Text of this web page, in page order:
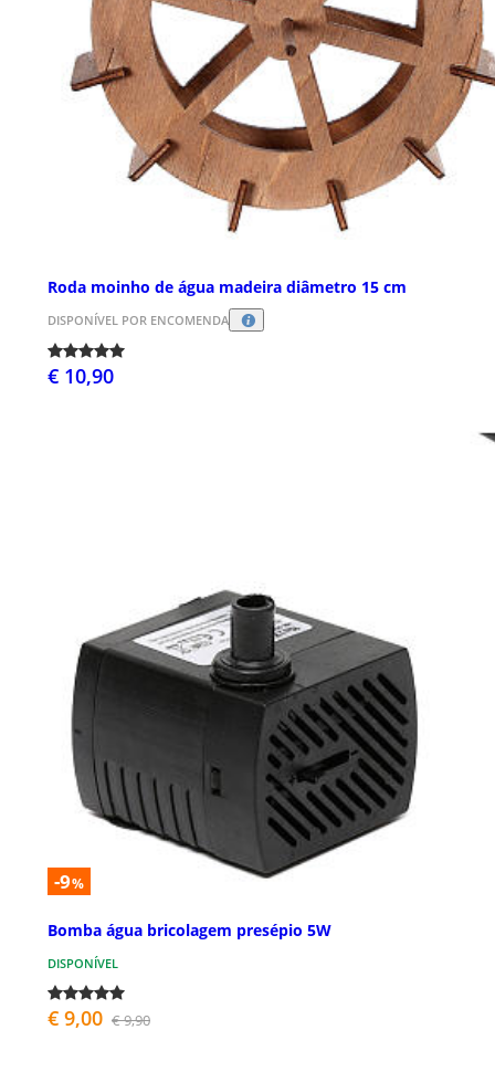
Roda moinho de água madeira diâmetro 15 cm
DISPONÍVEL POR ENCOMENDA
€ 10,90
-9%
Bomba água bricolagem presépio 5W
DISPONÍVEL
€ 9,00 € 9,90